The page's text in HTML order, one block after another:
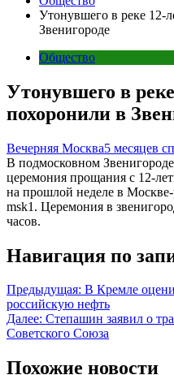
Утонувшего в реке 12-
Звенигороде
Общество
Утонувшего в
похоронили в
Вечерняя Москва5 месяцев
В подмосковном Звенигороде
церемония прощания с 12-
на прошлой неделе в
msk1. Церемония в
часов.
Навигация по
Предыдущая: В Кремле
российскую нефть
Далее: Степашин заявил о
Советского Союза
Похожие новости